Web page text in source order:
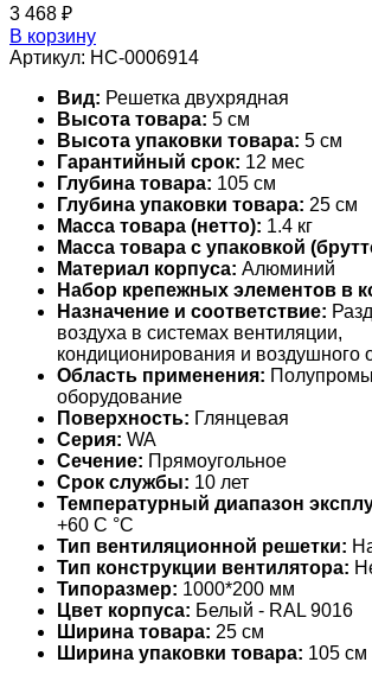
3 468 ₽
В корзину
Артикул: НС-0006914
Вид: Решетка двухрядная
Высота товара: 5 см
Высота упаковки товара: 5 см
Гарантийный срок: 12 мес
Глубина товара: 105 см
Глубина упаковки товара: 25 см
Масса товара (нетто): 1.4 кг
Масса товара с упаковкой
Материал корпуса: Алюминий
Набор крепежных элементов в
Назначение и соответствие:
воздуха в системах вентиляции,
кондиционирования и воздушного
Область применения:
оборудование
Поверхность: Глянцевая
Серия: WA
Сечение: Прямоугольное
Срок службы: 10 лет
Температурный диапазон
+60 С °С
Тип вентиляционной решетки:
Тип конструкции вентилятора:
Типоразмер: 1000*200 мм
Цвет корпуса: Белый - RAL 9016
Ширина товара: 25 см
Ширина упаковки товара: 105 см